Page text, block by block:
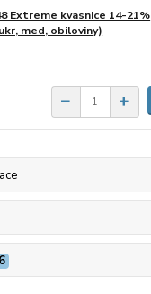
Extreme kvasnice 14-21%
med, obiloviny)
6